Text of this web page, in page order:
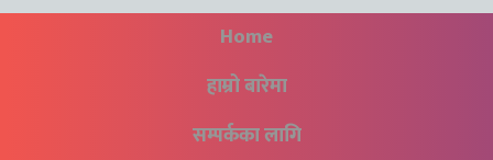
Home
हाम्रो बारेमा
सम्पर्कका लागि